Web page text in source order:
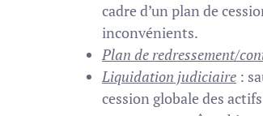
cadre d’un plan de
inconvénients.
Plan de redressement/
Liquidation judiciaire :
cession globale des